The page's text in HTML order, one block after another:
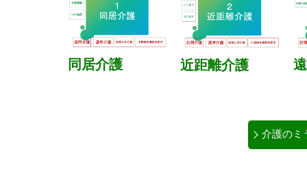
同居介護 近距離介護
介護のミ